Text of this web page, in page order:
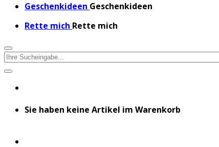
Geschenkideen Geschenkideen
Rette mich Rette mich
Sie haben keine Artikel im Warenkorb